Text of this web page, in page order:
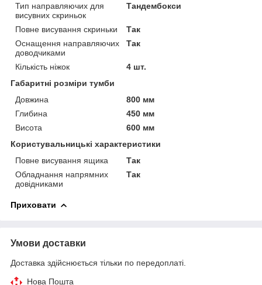
Тип направляючих для
висувних скриньок
Тандембокси
Повне висування скриньки
Так
Оснащення направляючих
доводчиками
Так
Кількість ніжок
4 шт.
Габаритні розміри тумби
Довжина
800 мм
Глибина
450 мм
Висота
600 мм
Користувальницькі характеристики
Повне висування ящика
Так
Обладнання напрямних
довідниками
Так
Приховати
Умови доставки
Доставка здійснюється тільки по передоплаті.
Нова Пошта